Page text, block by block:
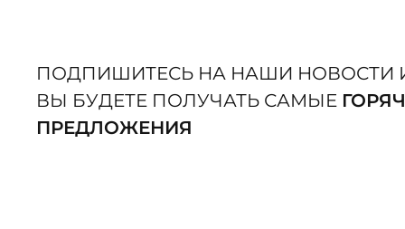
ПОДПИШИТЕСЬ НА НАШИ НОВОСТИ
ВЫ БУДЕТЕ ПОЛУЧАТЬ САМЫЕ
ПРЕДЛОЖЕНИЯ